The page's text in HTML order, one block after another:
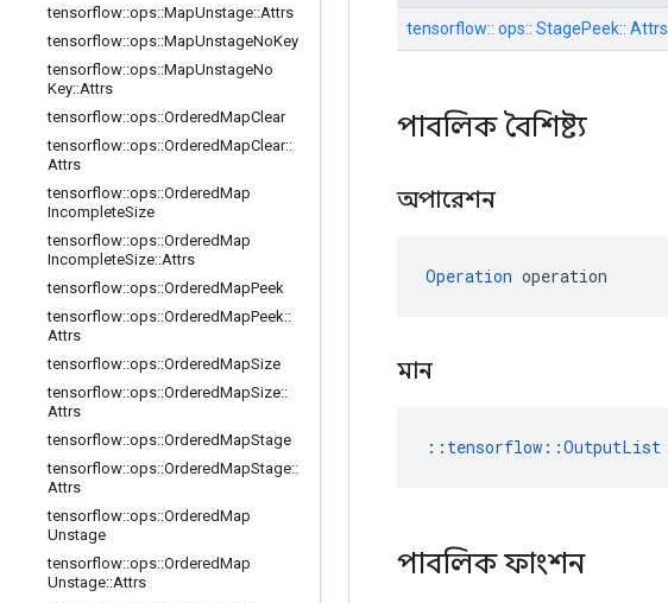
tensorflow::ops::MapUnstage::Attrs
tensorflow::ops::MapUnstageNoKey
tensorflow::ops::MapUnstageNo
Key::Attrs
tensorflow::ops::OrderedMapClear
tensorflow::ops::OrderedMapClear::
Attrs
tensorflow::ops::OrderedMap
IncompleteSize
tensorflow::ops::OrderedMap
IncompleteSize::Attrs
tensorflow::ops::OrderedMapPeek
tensorflow::ops::OrderedMapPeek::
Attrs
tensorflow::ops::OrderedMapSize
tensorflow::ops::OrderedMapSize::
Attrs
tensorflow::ops::OrderedMapStage
tensorflow::ops::OrderedMapStage::
Attrs
tensorflow::ops::OrderedMap
Unstage
tensorflow::ops::OrderedMap
Unstage::Attrs
tensorflow:: ops:: StagePeek:: Attrs
পাবলিক বৈশিষ্ট্য
অপারেশন
Operation operation
মান
:: tensorflow::OutputList
পাবলিক ফাংশন